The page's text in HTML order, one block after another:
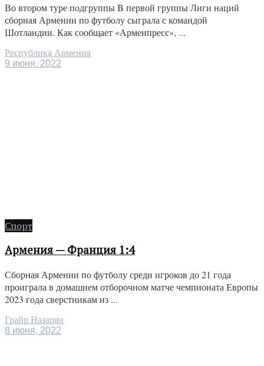
Во втором туре подгруппы B первой группы Лиги наций
сборная Армении по футболу сыграла с командой
Шотландии. Как сообщает «Арменпресс», ...
Республика Армения
9 июня, 2022
Спорт
Армения — Франция 1:4
Сборная Армении по футболу среди игроков до 21 года
проиграла в домашнем отборочном матче чемпионата Европы
2023 года сверстникам из ...
Грайр Назарян
8 июня, 2022